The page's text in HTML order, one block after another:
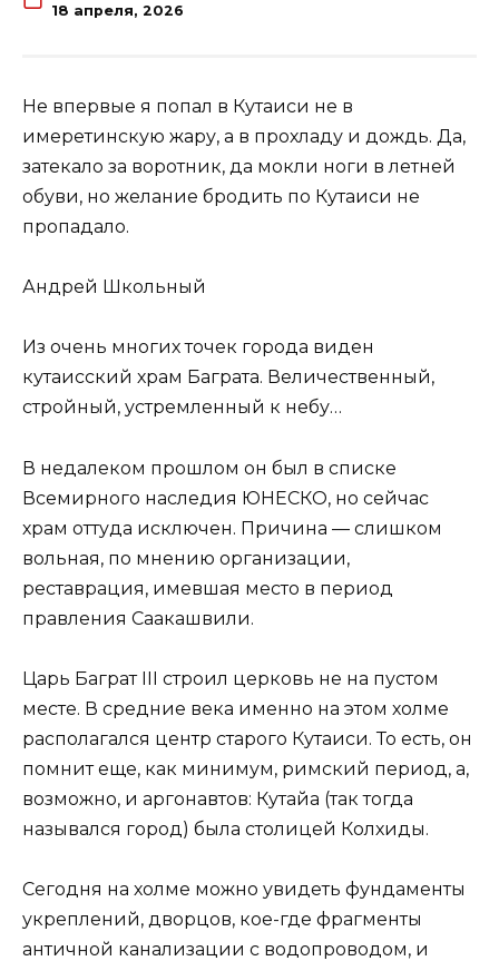
18 апреля, 2026
Не впервые я попал в Кутаиси не в
имеретинскую жару, а в прохладу и дождь. Да,
затекало за воротник, да мокли ноги в летней
обуви, но желание бродить по Кутаиси не
пропадало.
Андрей Школьный
Из очень многих точек города виден
кутаисский храм Баграта. Величественный,
стройный, устремленный к небу…
В недалеком прошлом он был в списке
Всемирного наследия ЮНЕСКО, но сейчас
храм оттуда исключен. Причина — слишком
вольная, по мнению организации,
реставрация, имевшая место в период
правления Саакашвили.
Царь Баграт III строил церковь не на пустом
месте. В средние века именно на этом холме
располагался центр старого Кутаиси. То есть, он
помнит еще, как минимум, римский период, а,
возможно, и аргонавтов: Кутайа (так тогда
назывался город) была столицей Колхиды.
Сегодня на холме можно увидеть фундаменты
укреплений, дворцов, кое-где фрагменты
античной канализации с водопроводом, и